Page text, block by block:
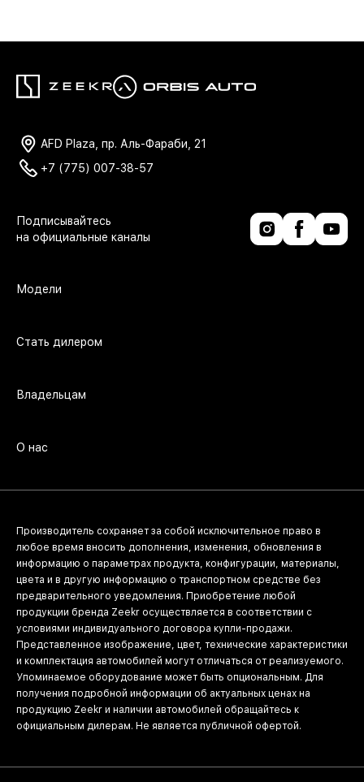
AFD Plaza, пр. Аль-Фараби, 21
+7 (775) 007-38-57
Модели
Стать дилером
Владельцам
О нас
Производитель сохраняет за собой исключительное право в
любое время вносить дополнения, изменения, обновления в
информацию о параметрах продукта, конфигурации, материалы,
цвета и в другую информацию о транспортном средстве без
предварительного уведомления. Приобретение любой
продукции бренда Zeekr осуществляется в соответствии с
условиями индивидуального договора купли-продажи.
Представленное изображение, цвет, технические характеристики
и комплектация автомобилей могут отличаться от реализуемого.
Упоминаемое оборудование может быть опциональным. Для
получения подробной информации об актуальных ценах на
продукцию Zeekr и наличии автомобилей обращайтесь к
официальным дилерам. Не является публичной офертой.